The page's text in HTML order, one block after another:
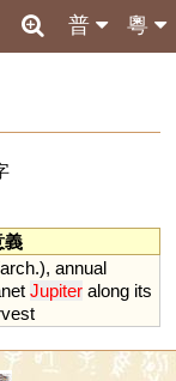
粵
普
義
arch.), annual
Jupiter along its